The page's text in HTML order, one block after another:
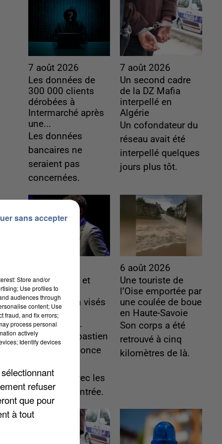
7 août 2026
Les données de
300 000 clients
dérobées à
Intermarché après
une...
Les données
bancaires ne
seraient pas
concernées.
7 août 2026
Un second cadre
de la DZ Mafia
interpellé en
Algérie
Un cofondateur du
réseau avait été
interpellé quelques
jours plus tôt.
Gabriel Attal et
Raphaël
Glucksmann visés
par des
ingérences...
Sollicité, Sébastien
Lecornu annonce
commun" avec les
partis à la rentrée.
6 août 2026
Une touriste de
l’Oise emportée par
une coulée de boue
en Haute-Savoie
Son corps a été
retrouvé à cinq
kilomètres de là.
Store and/or
Use profiles to
audiences through
content; Use
fraud, and fix errors;
process personal
actively
Identify devices
refuser
que pour
à tout
sans accepter